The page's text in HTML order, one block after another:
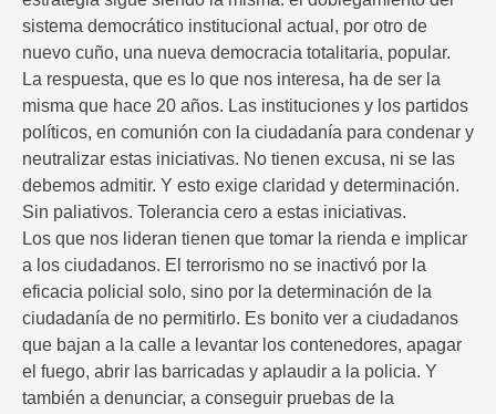
sistema democrático institucional actual, por otro de
nuevo cuño, una nueva democracia totalitaria, popular.
La respuesta, que es lo que nos interesa, ha de ser la
misma que hace 20 años. Las instituciones y los partidos
políticos, en comunión con la ciudadanía para condenar y
neutralizar estas iniciativas. No tienen excusa, ni se las
debemos admitir. Y esto exige claridad y determinación.
Sin paliativos. Tolerancia cero a estas iniciativas.
Los que nos lideran tienen que tomar la rienda e implicar
a los ciudadanos. El terrorismo no se inactivó por la
eficacia policial solo, sino por la determinación de la
ciudadanía de no permitirlo. Es bonito ver a ciudadanos
que bajan a la calle a levantar los contenedores, apagar
el fuego, abrir las barricadas y aplaudir a la policia. Y
también a denunciar, a conseguir pruebas de la